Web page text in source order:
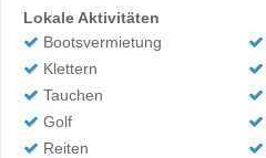
Lokale Aktivitäten
Bootsvermietung
Klettern
Tauchen
Golf
Reiten